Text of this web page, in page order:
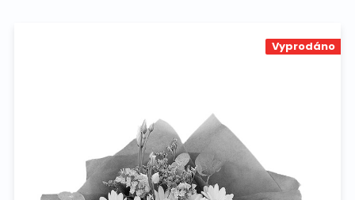
Bonboniery
Vyprodáno